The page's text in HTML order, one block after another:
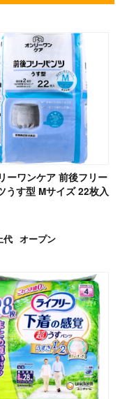
ーワンケア 前後フリー
うす型 Mサイズ 22枚入
代 オープン